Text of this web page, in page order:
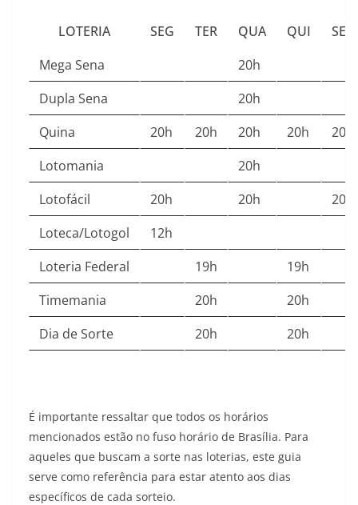
LOTERIA SEG TER QUA QUI
SEX
Mega Sena
20h
Dupla Sena
20h
Quina
20h 20h 20h 20h
20h
Lotomania
20h
Lotofácil
20h 20h
20h
Loteca/Lotogol
12h
Loteria Federal
19h
19h
Timemania
20h
20h
Dia de Sorte
20h 20h
É importante ressaltar que todos os horários
mencionados estão no fuso horário de Brasília. Para
aqueles que buscam a sorte nas loterias, este guia
serve como referência para estar atento aos dias
específicos de cada sorteio.